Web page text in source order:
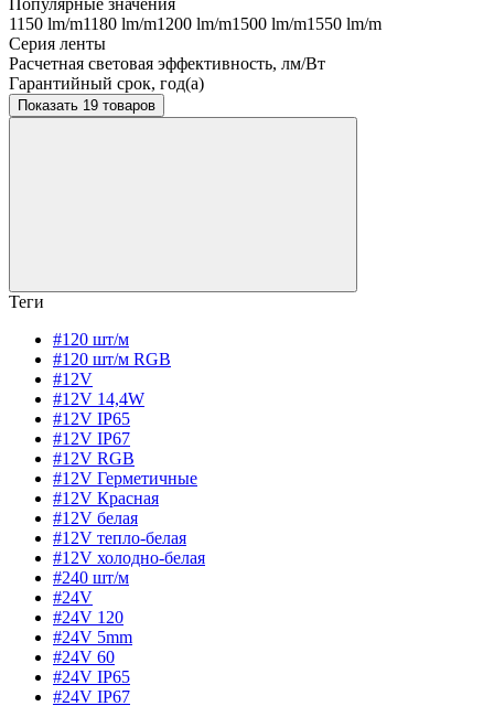
Популярные значения
1150 lm/m1180 lm/m1200 lm/m1500 lm/m1550 lm/m
Серия ленты
Расчетная световая эффективность, лм/Вт
Гарантийный срок, год(а)
Показать 19 товаров
Теги
#120 шт/м
#120 шт/м RGB
#12V
#12V 14,4W
#12V IP65
#12V IP67
#12V RGB
#12V Герметичные
#12V Красная
#12V белая
#12V тепло-белая
#12V холодно-белая
#240 шт/м
#24V
#24V 120
#24V 5mm
#24V 60
#24V IP65
#24V IP67